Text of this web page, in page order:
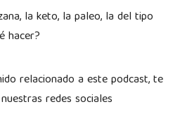
la keto, la paleo, la del tipo
hacer?
relacionado a este podcast, te
redes sociales